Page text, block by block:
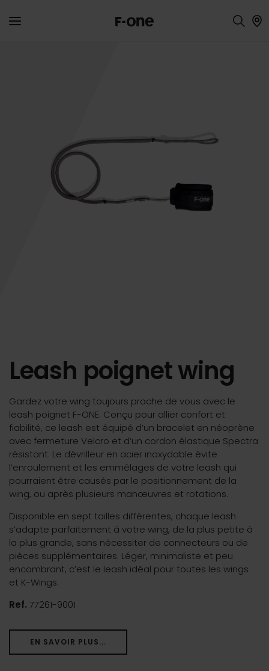
Leash poignet wing
Gardez votre wing toujours proche de vous avec le
leash poignet F-ONE. Conçu pour allier confort et
fiabilité, ce leash est équipé d’un bracelet en néoprène
avec fermeture Velcro et d’un cordon élastique Spectra
résistant. Le dévrilleur en acier inoxydable évite
l’enroulement et les emmêlages de votre leash qui
pourraient être causés par le positionnement de la
wing, ou après plusieurs manœuvres et rotations.
Disponible en sept tailles différentes, chaque leash
s’adapte parfaitement à votre wing, de la plus petite à
la plus grande, sans nécessiter de connecteurs ou de
pièces supplémentaires. Léger, minimaliste et peu
encombrant, c’est le leash idéal pour toutes les wings
et K-Wings.
Ref. 77261-9001
EN SAVOIR PLUS...